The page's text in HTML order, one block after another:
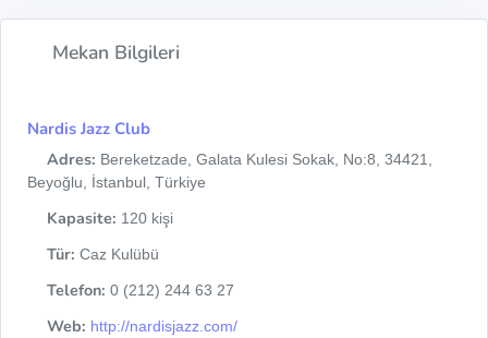
Mekan Bilgileri
Nardis Jazz Club
Adres: Bereketzade, Galata Kulesi Sokak, No:8, 34421,
Beyoğlu, İstanbul, Türkiye
Kapasite: 120 kişi
Tür: Caz Kulübü
Telefon: 0 (212) 244 63 27
Web: http://nardisjazz.com/